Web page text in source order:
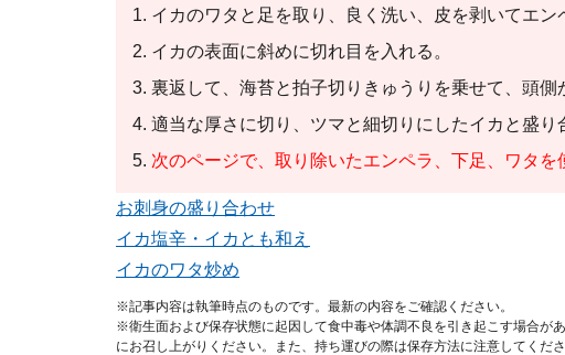
イカのワタと足を取り、良く洗い、皮を剥いてエン
イカの表面に斜めに切れ目を入れる。
裏返して、海苔と拍子切りきゅうりを乗せて、頭側
適当な厚さに切り、ツマと細切りにしたイカと盛り
次のページで、取り除いたエンペラ、下足、ワタを
お刺身の盛り合わせ
イカ塩辛・イカとも和え
イカのワタ炒め
※記事内容は執筆時点のものです。最新の内容をご確認ください。
※衛生面および保存状態に起因して食中毒や体調不良を引き起こす場合が
にお召し上がりください。また、持ち運びの際は保存方法に注意してくださ